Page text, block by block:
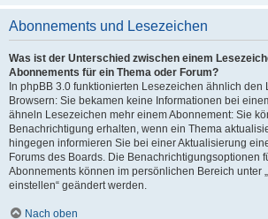
Abonnements und Lesezeichen
Was ist der Unterschied zwischen einem
Abonnements für ein Thema oder Forum?
In phpBB 3.0 funktionierten Lesezeichen ähnlich den
Browsern: Sie bekamen keine Informationen bei
ähneln Lesezeichen mehr einem Abonnement: Sie
Benachrichtigung erhalten, wenn ein Thema
hingegen informieren Sie bei einer Aktualisierung
Forums des Boards. Die Benachrichtigungsoptionen
Abonnements können im persönlichen Bereich unter
einstellen“ geändert werden.
Nach oben